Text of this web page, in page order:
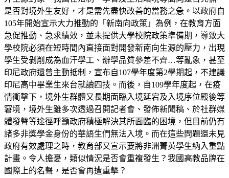
是否對境外生友好，才是需先盡快改善的當務之急。以政府自
105年開始宣示大力推動的「新南向政策」為例，在教育方面
急促推動、急求績效，並未提供大學校院政策準備期，導致大
學校院必須在短時間內直接面對開發新南向生源的壓力，出現
學生受剝削成為血汗學工、辦學品質參差不齊…等亂象，甚至
印尼政府還曾主動抵制，宣布自107學年度第2學期起，不建議
印尼高中畢業生來台就讀四技。而後，自109學年度起，在疫
情衝擊下，境外生群體又長期面臨入境延宕及入境序位殿後等
窘境，境外生雖多次透過召開記者會、發佈新聞稿、於社群媒
體發聲等途徑呼籲政府積極解決其所面臨的困境，但目前仍有
諸多非獎學金身份的華語生們無法入境。而在這些問題還未見
政府有效處理之時，教育部又宣示要將非洲菁英學生納入重點
計畫。令人擔憂，類似情況是否會重複發生？我國高教品牌在
國際上的名聲，是否會再遭重擊？